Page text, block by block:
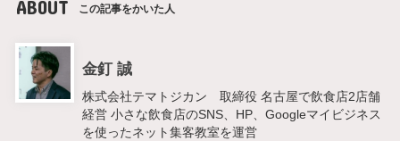
ABOUT この記事をかいた人
金釘 誠
株式会社テマトジカン 取締役 名古屋で飲食店2店舗
経営 小さな飲食店のSNS、HP、Googleマイビジネス
を使ったネット集客教室を運営